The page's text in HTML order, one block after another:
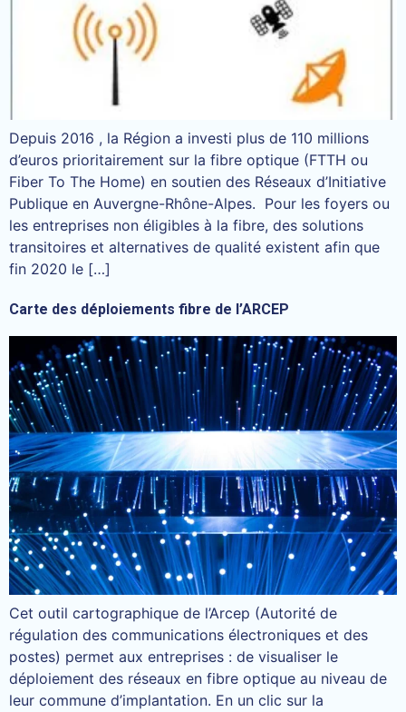
Depuis 2016 , la Région a investi plus de 110 millions
d’euros prioritairement sur la fibre optique (FTTH ou
Fiber To The Home) en soutien des Réseaux d’Initiative
Publique en Auvergne-Rhône-Alpes. Pour les foyers ou
les entreprises non éligibles à la fibre, des solutions
transitoires et alternatives de qualité existent afin que
fin 2020 le […]
Carte des déploiements fibre de l’ARCEP
Cet outil cartographique de l’Arcep (Autorité de
régulation des communications électroniques et des
postes) permet aux entreprises : de visualiser le
déploiement des réseaux en fibre optique au niveau de
leur commune d’implantation. En un clic sur la